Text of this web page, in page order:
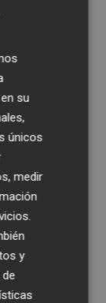
su
únicos
medir
y